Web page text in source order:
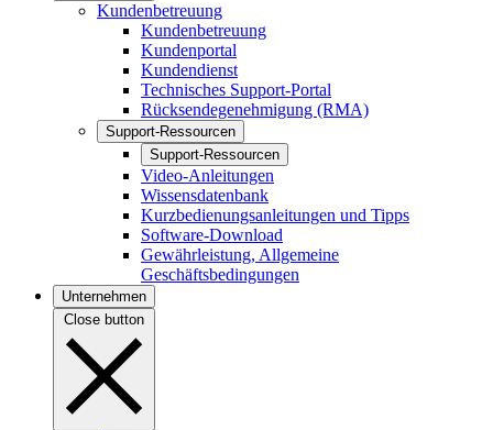
Kundenbetreuung
Kundenbetreuung
Kundenportal
Kundendienst
Technisches Support-Portal
Rücksendegenehmigung (RMA)
Support-Ressourcen
Support-Ressourcen
Video-Anleitungen
Wissensdatenbank
Kurzbedienungsanleitungen und Tipps
Software-Download
Gewährleistung, Allgemeine
Geschäftsbedingungen
Unternehmen
Close button